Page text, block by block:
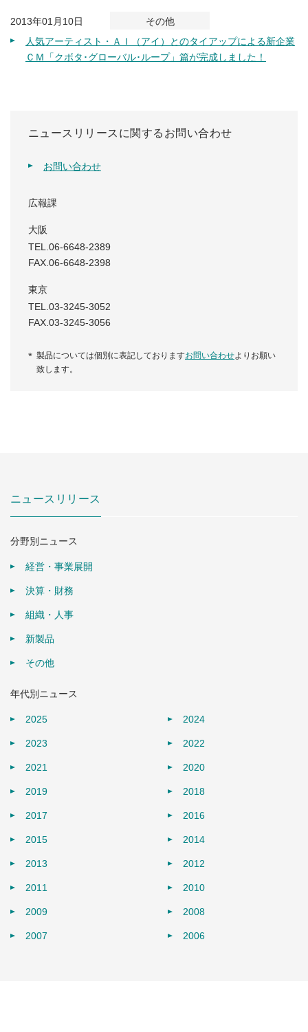
2013年01月10日
その他
人気アーティスト・ＡＩ（アイ）とのタイアップによる新企業
ＣＭ「クボタ･グローバル･ループ」篇が完成しました！
ニュースリリースに関するお問い合わせ
お問い合わせ
広報課
大阪
TEL.06-6648-2389
FAX.06-6648-2398
東京
TEL.03-3245-3052
FAX.03-3245-3056
製品については個別に表記しておりますお問い合わせよりお願い
致します。
ニュースリリース
分野別ニュース
経営・事業展開
決算・財務
組織・人事
新製品
その他
年代別ニュース
2025 2024
2023 2022
2021 2020
2019 2018
2017 2016
2015 2014
2013 2012
2011 2010
2009 2008
2007 2006